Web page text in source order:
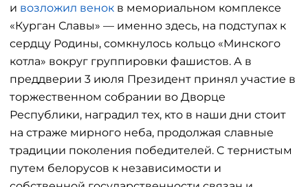
и возложил венок в мемориальном комплексе
«Курган Славы» — именно здесь, на подступах к
сердцу Родины, сомкнулось кольцо «Минского
котла» вокруг группировки фашистов. А в
преддверии 3 июля Президент принял участие в
торжественном собрании во Дворце
Республики, наградил тех, кто в наши дни стоит
на страже мирного неба, продолжая славные
традиции поколения победителей. C тернистым
путем белорусов к независимости и